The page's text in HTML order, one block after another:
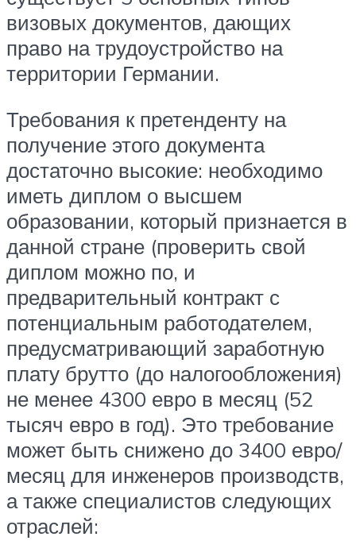
визовых документов, дающих
право на трудоустройство на
территории Германии.
Требования к претенденту на
получение этого документа
достаточно высокие: необходимо
иметь диплом о высшем
образовании, который признается в
данной стране (проверить свой
диплом можно по, и
предварительный контракт с
потенциальным работодателем,
предусматривающий заработную
плату брутто (до налогообложения)
не менее 4300 евро в месяц (52
тысяч евро в год). Это требование
может быть снижено до 3400 евро/
месяц для инженеров производств,
а также специалистов следующих
отраслей: